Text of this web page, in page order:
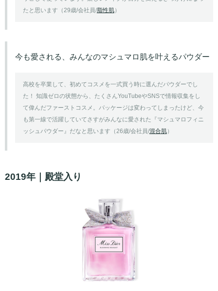
たと思います（29歳/会社員/脂性肌）
今も愛される、みんなのマシュマロ肌を叶えるパウダー
高校を卒業して、初めてコスメを一式買う時に選んだパウダーでし
た！ 知識ゼロの状態から、たくさんYouTubeやSNSで情報収集をし
て偉んだファーストコスメ。パッケージは変わってしまったけど、今
も第一線で活躍していてさすがみんなに愛された『マシュマロフィニ
ッシュパウダー』だなと思います（26歳/会社員/混合肌）
2019年｜殿堂入り